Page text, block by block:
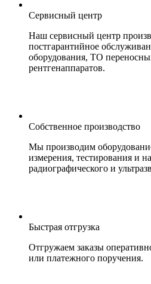
Сервисный центр
Наш сервисный центр
постгарантийное
оборудования, ТО
рентгенаппаратов.
Собственное производство
Мы производим
измерения, тестирования и
радиографического и
Быстрая отгрузка
Отгружаем заказы
или платежного поручения.